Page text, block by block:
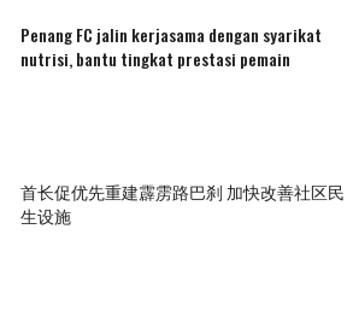
Penang FC jalin kerjasama dengan syarikat
nutrisi, bantu tingkat prestasi pemain
首长促优先重建霹雳路巴刹 加快改善社区民
生设施